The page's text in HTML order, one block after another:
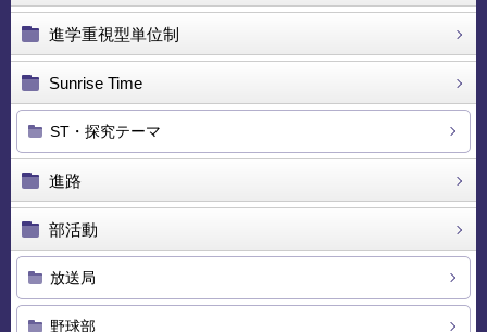
進学重視型単位制
Sunrise Time
ST・探究テーマ
進路
部活動
放送局
野球部